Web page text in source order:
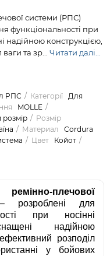
системи (РПС)
функціональності при
надійною конструкцією,
та зр... Читати далі...
РПС Категорії Для
MOLLE
розмір
Розмір
Материал
Cordura
Цвет Койот
плечової
для
при носінні
надійною
розподіл
у бойових